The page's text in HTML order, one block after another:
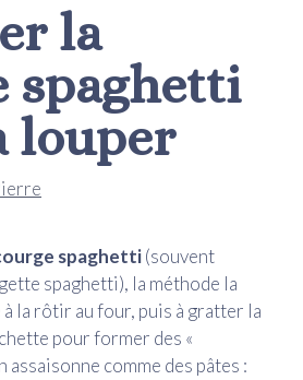
la
spaghetti
louper
spaghetti(souvent
spaghetti), la méthode la
la rôtir au four, puis à gratter la
pour former des «
assaisonne comme des pâtes :